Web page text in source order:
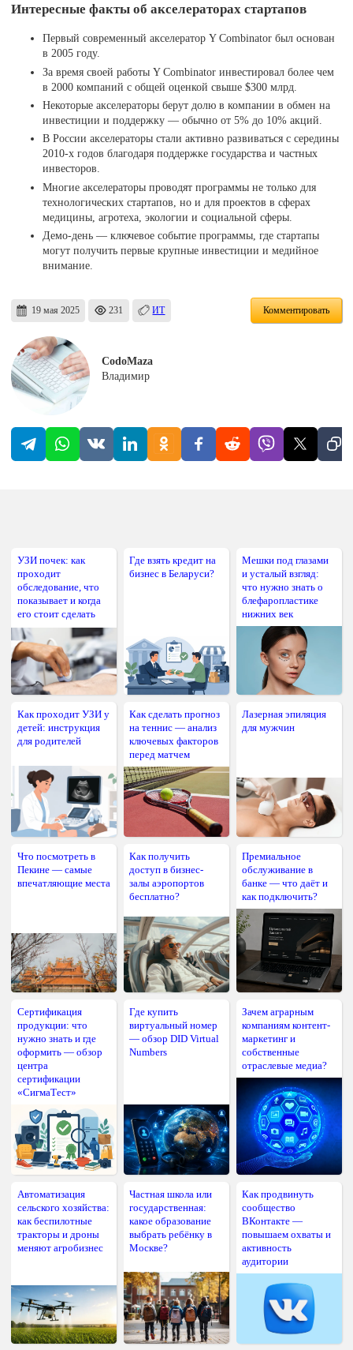
Интересные факты об акселераторах стартапов
Первый современный акселератор Y Combinator был основан
в 2005 году.
За время своей работы Y Combinator инвестировал более чем
в 2000 компаний с общей оценкой свыше $300 млрд.
Некоторые акселераторы берут долю в компании в обмен на
инвестиции и поддержку — обычно от 5% до 10% акций.
В России акселераторы стали активно развиваться с середины
2010-х годов благодаря поддержке государства и частных
инвесторов.
Многие акселераторы проводят программы не только для
технологических стартапов, но и для проектов в сферах
медицины, агротеха, экологии и социальной сферы.
Демо-день — ключевое событие программы, где стартапы
могут получить первые крупные инвестиции и медийное
внимание.
19 мая 2025 231 ИТ Комментировать
CodoMaza
Владимир
УЗИ почек: как
проходит
обследование, что
показывает и когда
его стоит сделать
Где взять кредит на
бизнес в Беларуси?
Мешки под глазами
и усталый взгляд:
что нужно знать о
блефаропластике
нижних век
Как проходит УЗИ у
детей: инструкция
для родителей
Как сделать прогноз
на теннис — анализ
ключевых факторов
перед матчем
Лазерная эпиляция
для мужчин
Что посмотреть в
Пекине — самые
впечатляющие места
Как получить
доступ в бизнес-
залы аэропортов
бесплатно?
Премиальное
обслуживание в
банке — что даёт и
как подключить?
Сертификация
продукции: что
нужно знать и где
оформить — обзор
центра
сертификации
«СигмаТест»
Где купить
виртуальный номер
— обзор DID Virtual
Numbers
Зачем аграрным
компаниям контент-
маркетинг и
собственные
отраслевые медиа?
Автоматизация
сельского хозяйства:
как беспилотные
тракторы и дроны
меняют агробизнес
Частная школа или
государственная:
какое образование
выбрать ребёнку в
Москве?
Как продвинуть
сообщество
ВКонтакте —
повышаем охваты и
активность
аудитории